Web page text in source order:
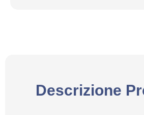
Descrizione